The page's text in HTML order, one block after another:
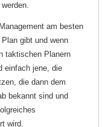
am besten
gibt und wenn
taktischen Planern
einfach jene, die
die dann dem
bekannt sind und
wird.